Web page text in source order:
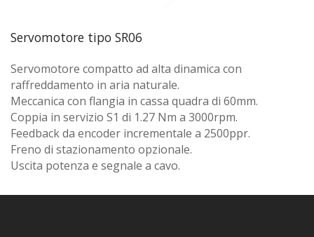
Servomotore tipo SR06
Servomotore compatto ad alta dinamica con
raffreddamento in aria naturale.
Meccanica con flangia in cassa quadra di 60mm.
Coppia in servizio S1 di 1.27 Nm a 3000rpm.
Feedback da encoder incrementale a 2500ppr.
Freno di stazionamento opzionale.
Uscita potenza e segnale a cavo.